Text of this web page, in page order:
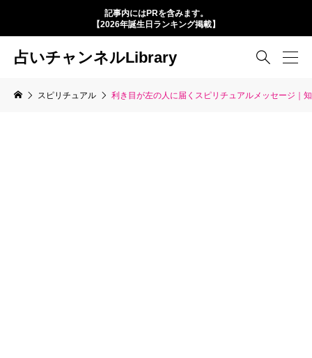
記事内にはPRを含みます。
【2026年誕生日ランキング掲載】
占いチャンネルLibrary 
スピリチュアル 利き目が左の人に届くスピリチュアルメッセージ｜